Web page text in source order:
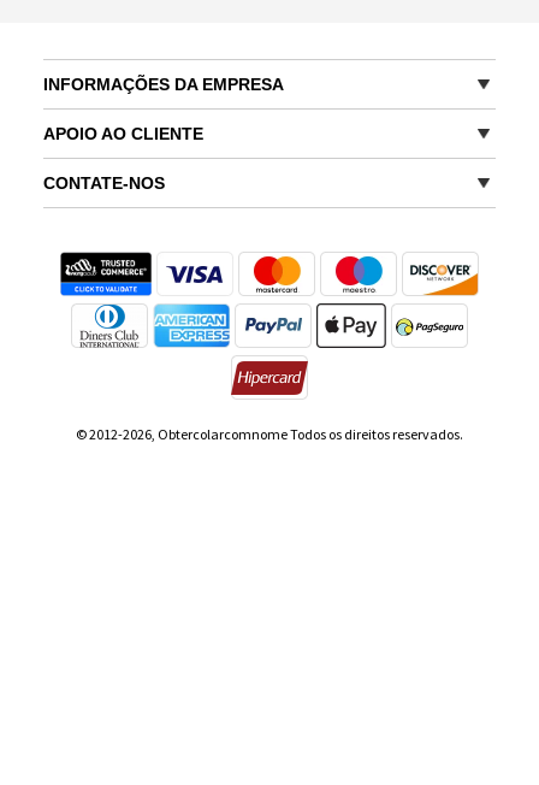
INFORMAÇÕES DA EMPRESA
APOIO AO CLIENTE
CONTATE-NOS
© 2012-2026, Obtercolarcomnome Todos os direitos reservados.